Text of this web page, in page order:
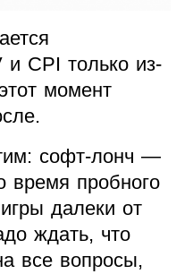
и CPI только из-
момент
софт-лонч —
время пробного
далеки от
ждать, что
все вопросы,